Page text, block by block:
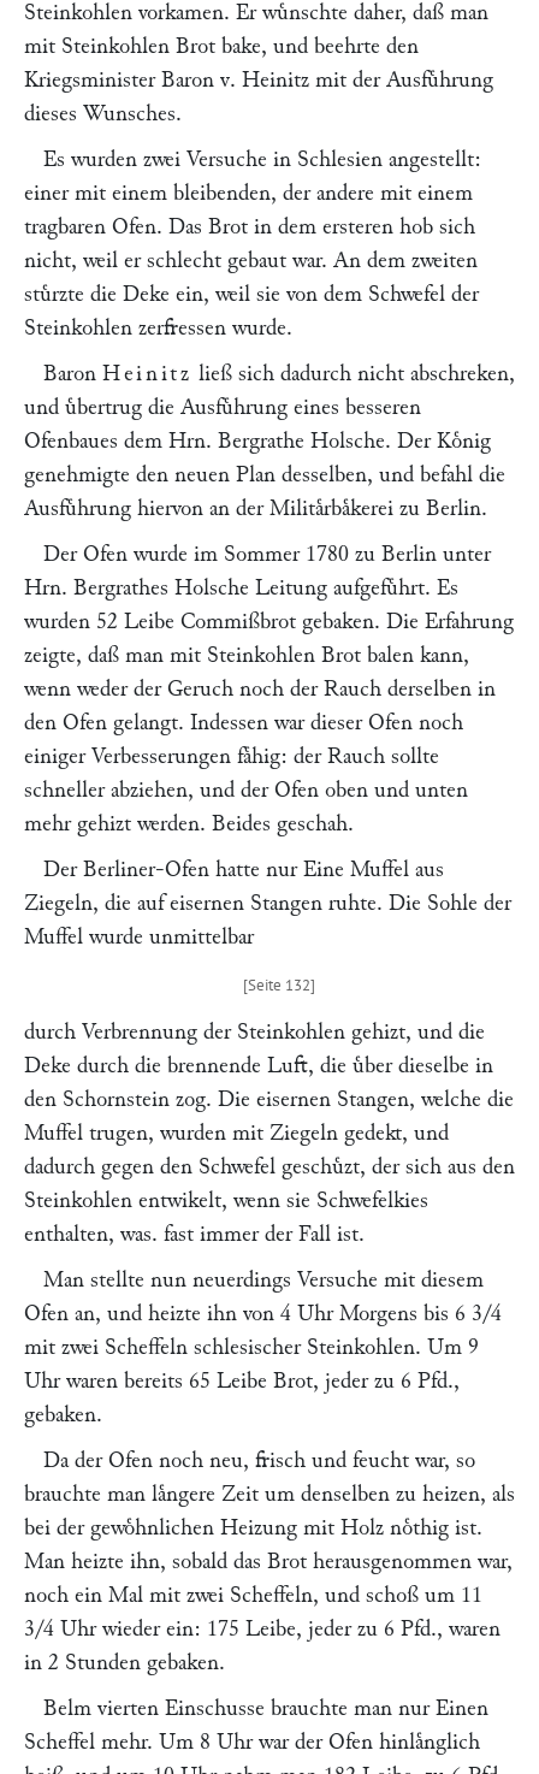
Steinkohlen vorkamen. Er wuͤnschte daher, daß man
mit Steinkohlen Brot bake, und beehrte den
Kriegsminister Baron v. Heinitz mit der Ausfuͤhrung
dieses Wunsches.
Es wurden zwei Versuche in Schlesien angestellt:
einer mit einem bleibenden, der andere mit einem
tragbaren Ofen. Das Brot in dem ersteren hob sich
nicht, weil er schlecht gebaut war. An dem zweiten
stuͤrzte die Deke ein, weil sie von dem Schwefel der
Steinkohlen zerfressen wurde.
Baron Heinitz ließ sich dadurch nicht abschreken,
und uͤbertrug die Ausfuͤhrung eines besseren
Ofenbaues dem Hrn. Bergrathe Holsche. Der Koͤnig
genehmigte den neuen Plan desselben, und befahl die
Ausfuͤhrung hiervon an der Militaͤrbaͤkerei zu Berlin.
Der Ofen wurde im Sommer 1780 zu Berlin unter
Hrn. Bergrathes Holsche Leitung aufgefuͤhrt. Es
wurden 52 Leibe Commißbrot gebaken. Die Erfahrung
zeigte, daß man mit Steinkohlen Brot balen kann,
wenn weder der Geruch noch der Rauch derselben in
den Ofen gelangt. Indessen war dieser Ofen noch
einiger Verbesserungen faͤhig: der Rauch sollte
schneller abziehen, und der Ofen oben und unten
mehr gehizt werden. Beides geschah.
Der Berliner-Ofen hatte nur Eine Muffel aus
Ziegeln, die auf eisernen Stangen ruhte. Die Sohle der
Muffel wurde unmittelbar
durch Verbrennung der Steinkohlen gehizt, und die
Deke durch die brennende Luft, die uͤber dieselbe in
den Schornstein zog. Die eisernen Stangen, welche die
Muffel trugen, wurden mit Ziegeln gedekt, und
dadurch gegen den Schwefel geschuͤzt, der sich aus den
Steinkohlen entwikelt, wenn sie Schwefelkies
enthalten, was. fast immer der Fall ist.
Man stellte nun neuerdings Versuche mit diesem
Ofen an, und heizte ihn von 4 Uhr Morgens bis 6 3/4
mit zwei Scheffeln schlesischer Steinkohlen. Um 9
Uhr waren bereits 65 Leibe Brot, jeder zu 6 Pfd.,
gebaken.
Da der Ofen noch neu, frisch und feucht war, so
brauchte man laͤngere Zeit um denselben zu heizen, als
bei der gewoͤhnlichen Heizung mit Holz noͤthig ist.
Man heizte ihn, sobald das Brot herausgenommen war,
noch ein Mal mit zwei Scheffeln, und schoß um 11
3/4 Uhr wieder ein: 175 Leibe, jeder zu 6 Pfd., waren
in 2 Stunden gebaken.
Belm vierten Einschusse brauchte man nur Einen
Scheffel mehr. Um 8 Uhr war der Ofen hinlaͤnglich